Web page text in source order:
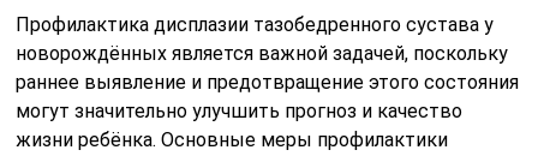
Профилактика дисплазии тазобедренного сустава у
новорождённых является важной задачей, поскольку
раннее выявление и предотвращение этого состояния
могут значительно улучшить прогноз и качество
жизни ребёнка. Основные меры профилактики